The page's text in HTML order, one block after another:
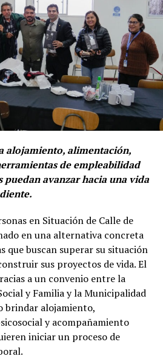
alojamiento, alimentación,
de empleabilidad
puedan avanzar hacia una vida
en Situación de Calle de
en una alternativa concreta
que buscan superar su situación
sus proyectos de vida. El
a un convenio entre la
y Familia y la Municipalidad
brindar alojamiento,
y acompañamiento
iniciar un proceso de